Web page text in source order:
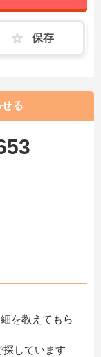
保存
る
を教えてもら
探しています